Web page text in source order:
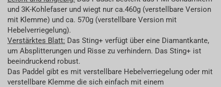
und 3K-Kohlefaser und wiegt nur ca.460g (verstellbare Version
mit Klemme) und ca. 570g (verstellbare Version mit
Hebelverriegelung).
Verstärktes Blatt: Das Sting+ verfügt über eine Diamantkante,
um Absplitterungen und Risse zu verhindern. Das Sting+ ist
beeindruckend robust.
Das Paddel gibt es mit verstellbare Hebelverriegelung oder mit
verstellbare Klemme die sich einfach mit einem